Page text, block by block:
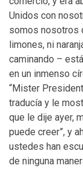
Unidos con
somos nosotros
limones, ni
caminando –
en un inmenso
“Mister
traducía y le
que le dije ayer,
puede creer”, y
ustedes han
de ninguna